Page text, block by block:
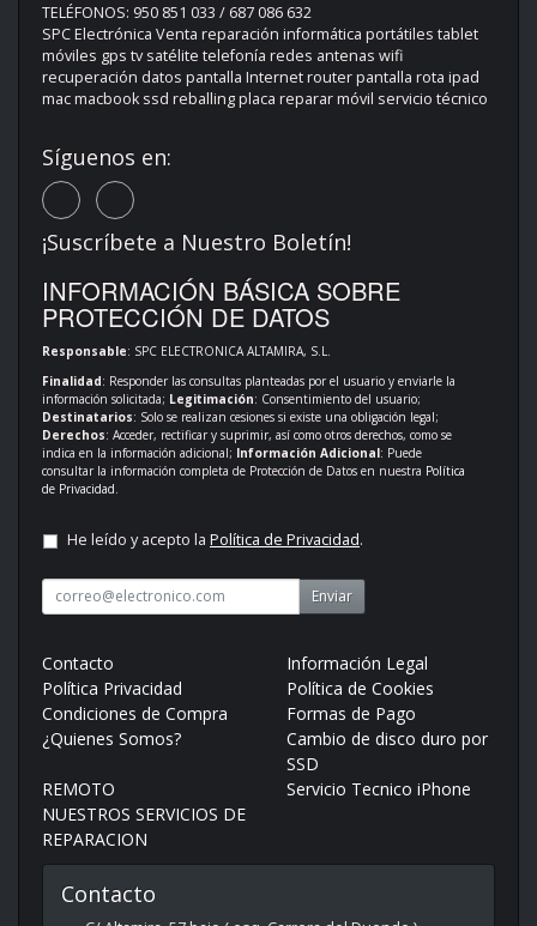
TELÉFONOS: 950 851 033 / 687 086 632
SPC Electrónica Venta reparación informática portátiles tablet
móviles gps tv satélite telefonía redes antenas wifi
recuperación datos pantalla Internet router pantalla rota ipad
mac macbook ssd reballing placa reparar móvil servicio técnico
Síguenos en:
¡Suscríbete a Nuestro Boletín!
INFORMACIÓN BÁSICA SOBRE
PROTECCIÓN DE DATOS
Responsable: SPC ELECTRONICA ALTAMIRA, S.L.
Finalidad: Responder las consultas planteadas por el usuario y enviarle la
información solicitada; Legitimación: Consentimiento del usuario;
Destinatarios: Solo se realizan cesiones si existe una obligación legal;
Derechos: Acceder, rectificar y suprimir, así como otros derechos, como se
indica en la información adicional; Información Adicional: Puede
consultar la información completa de Protección de Datos en nuestra Política
de Privacidad
He leído y acepto la Política de Privacidad.
Enviar
Contacto
Información Legal
Política Privacidad
Política de Cookies
Condiciones de Compra
Formas de Pago
¿Quienes Somos?
Cambio de disco duro por
SSD
REMOTO
Servicio Tecnico iPhone
NUESTROS SERVICIOS DE
REPARACION
Contacto